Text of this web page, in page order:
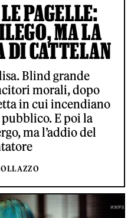
PAGELLE:
MA LA
DI CATTELAN
Blind grande
morali, dopo
in cui incendiano
E poi la
ma l’addio del